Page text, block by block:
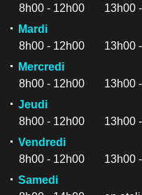
8h00 - 12h00 13h00 -
Mardi
8h00 - 12h00 13h00 -
Mercredi
8h00 - 12h00 13h00 -
Jeudi
8h00 - 12h00 13h00 -
Vendredi
8h00 - 12h00 13h00 -
Samedi